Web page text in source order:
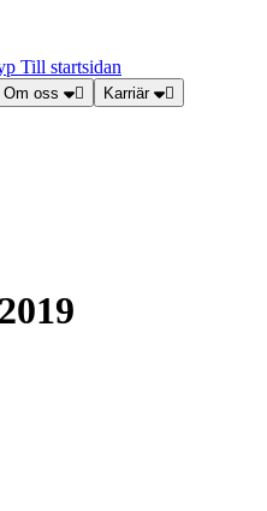
Till startsidan
Om oss Karriär